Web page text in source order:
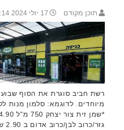
תוכן מקודם 17 יולי 2024 10:14